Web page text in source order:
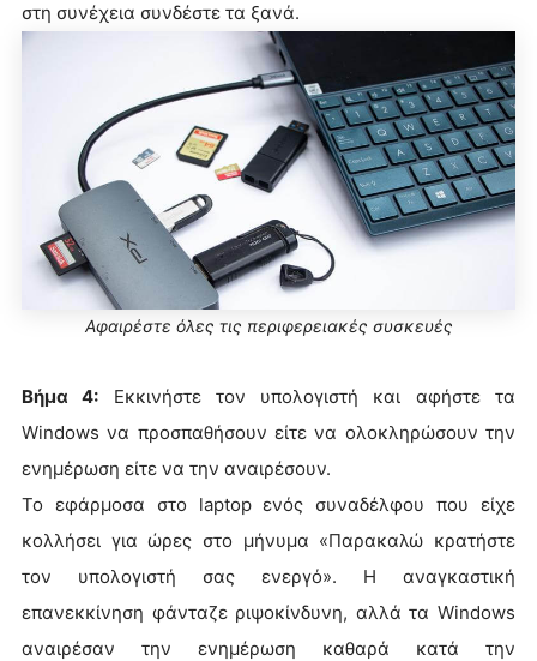
στη συνέχεια συνδέστε τα ξανά.
Αφαιρέστε όλες τις περιφερειακές συσκευές
Βήμα 4: Εκκινήστε τον υπολογιστή και αφήστε τα
Windows να προσπαθήσουν είτε να ολοκληρώσουν την
ενημέρωση είτε να την αναιρέσουν.
Το εφάρμοσα στο laptop ενός συναδέλφου που είχε
κολλήσει για ώρες στο μήνυμα «Παρακαλώ κρατήστε
τον υπολογιστή σας ενεργό». Η αναγκαστική
επανεκκίνηση φάνταζε ριψοκίνδυνη, αλλά τα Windows
αναιρέσαν την ενημέρωση καθαρά κατά την